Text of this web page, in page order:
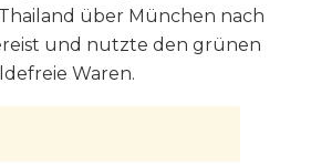
über München nach
und nutzte den grünen
Waren.